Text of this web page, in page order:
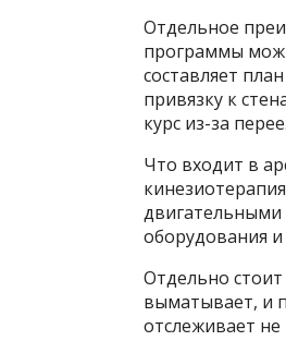
Отдельное
программы
составляет
привязку к
курс из-за
Что входит в
двигательными
оборудования
Отдельно
выматывает, и
отслеживает